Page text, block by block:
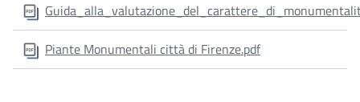
Piante Monumentali città di Firenze.pdf